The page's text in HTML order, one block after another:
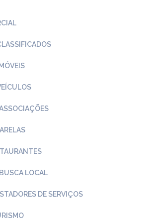
LOCAL
DE SERVIÇOS